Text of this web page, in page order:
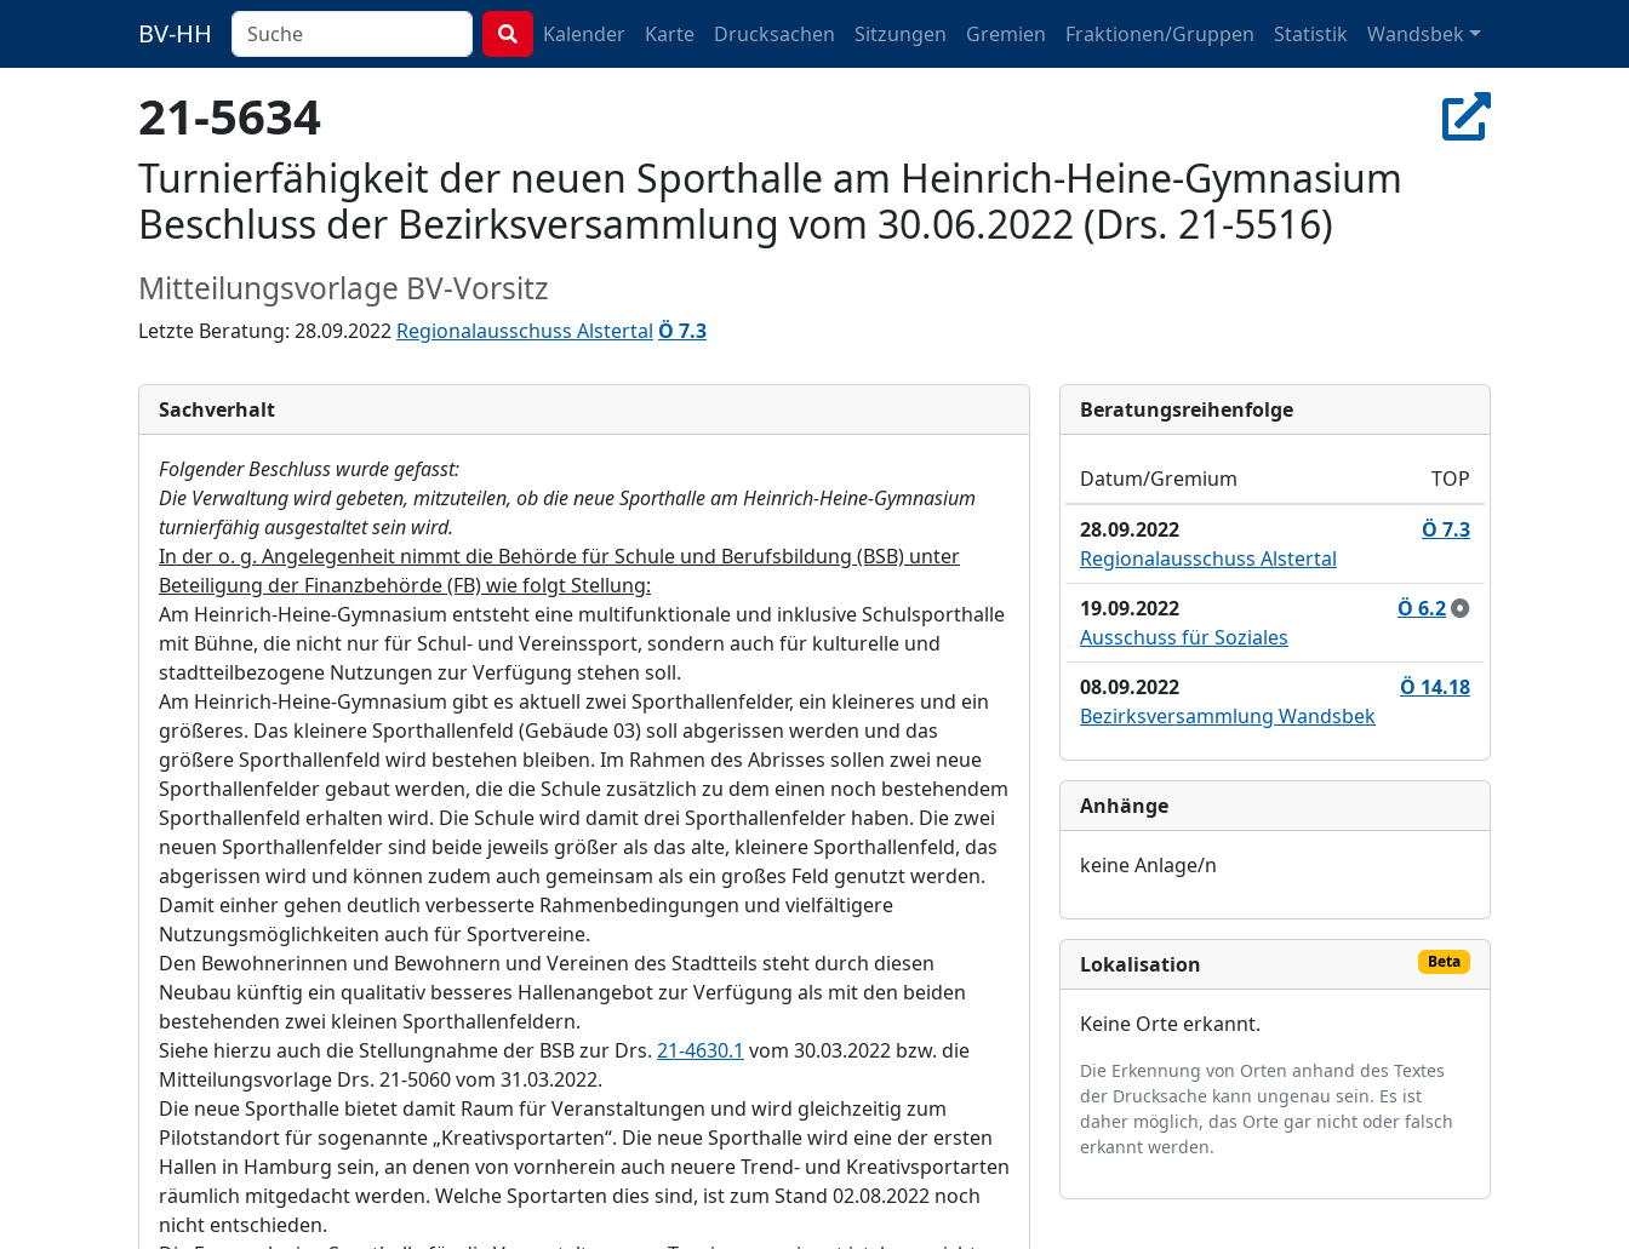
BV-HH Kalender Karte Drucksachen Sitzungen Gremien Fraktionen/Gruppen Statistik Wandsbek
21-5634
Turnierfähigkeit der neuen Sporthalle am Heinrich-Heine-Gymnasium
Beschluss der Bezirksversammlung vom 30.06.2022 (Drs. 21-5516)
Mitteilungsvorlage BV-Vorsitz
Letzte Beratung: 28.09.2022 Regionalausschuss Alstertal Ö 7.3
Sachverhalt
Folgender Beschluss wurde gefasst:
Die Verwaltung wird gebeten, mitzuteilen, ob die neue Sporthalle am Heinrich-Heine-Gymnasium
turnierfähig ausgestaltet sein wird.
In der o. g. Angelegenheit nimmt die Behörde für Schule und Berufsbildung (BSB) unter
Beteiligung der Finanzbehörde (FB) wie folgt Stellung:
Am Heinrich-Heine-Gymnasium entsteht eine multifunktionale und inklusive Schulsporthalle
mit Bühne, die nicht nur für Schul- und Vereinssport, sondern auch für kulturelle und
stadtteilbezogene Nutzungen zur Verfügung stehen soll.
Am Heinrich-Heine-Gymnasium gibt es aktuell zwei Sporthallenfelder, ein kleineres und ein
größeres. Das kleinere Sporthallenfeld (Gebäude 03) soll abgerissen werden und das
größere Sporthallenfeld wird bestehen bleiben. Im Rahmen des Abrisses sollen zwei neue
Sporthallenfelder gebaut werden, die die Schule zusätzlich zu dem einen noch bestehendem
Sporthallenfeld erhalten wird. Die Schule wird damit drei Sporthallenfelder haben. Die zwei
neuen Sporthallenfelder sind beide jeweils größer als das alte, kleinere Sporthallenfeld, das
abgerissen wird und können zudem auch gemeinsam als ein großes Feld genutzt werden.
Damit einher gehen deutlich verbesserte Rahmenbedingungen und vielfältigere
Nutzungsmöglichkeiten auch für Sportvereine.
Den Bewohnerinnen und Bewohnern und Vereinen des Stadtteils steht durch diesen
Neubau künftig ein qualitativ besseres Hallenangebot zur Verfügung als mit den beiden
bestehenden zwei kleinen Sporthallenfeldern.
Siehe hierzu auch die Stellungnahme der BSB zur Drs. 21-4630.1 vom 30.03.2022 bzw. die
Mitteilungsvorlage Drs. 21-5060 vom 31.03.2022.
Die neue Sporthalle bietet damit Raum für Veranstaltungen und wird gleichzeitig zum
Pilotstandort für sogenannte „Kreativsportarten“. Die neue Sporthalle wird eine der ersten
Hallen in Hamburg sein, an denen von vornherein auch neuere Trend- und Kreativsportarten
räumlich mitgedacht werden. Welche Sportarten dies sind, ist zum Stand 02.08.2022 noch
nicht entschieden.
Bera­tungs­reihen­folge
Datum/Gremium
TOP
28.09.2022
Ö 7.3
Regionalausschuss Alstertal
19.09.2022
Ö 6.2
Ausschuss für Soziales
08.09.2022
Ö 14.18
Bezirksversammlung Wandsbek
Anhänge
keine Anlage/n
Lokalisation Beta
Keine Orte erkannt.
Die Erkennung von Orten anhand des Textes
der Drucksache kann ungenau sein. Es ist
daher möglich, das Orte gar nicht oder falsch
erkannt werden.